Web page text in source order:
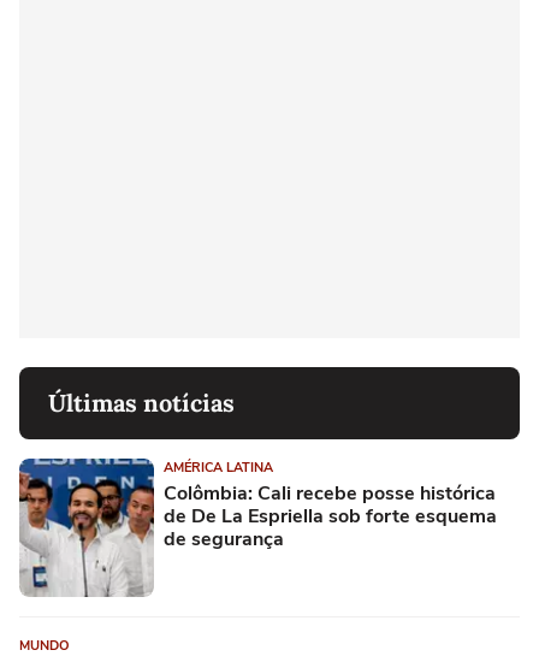
Últimas notícias
AMÉRICA LATINA
Colômbia: Cali recebe posse histórica
de De La Espriella sob forte esquema
de segurança
MUNDO